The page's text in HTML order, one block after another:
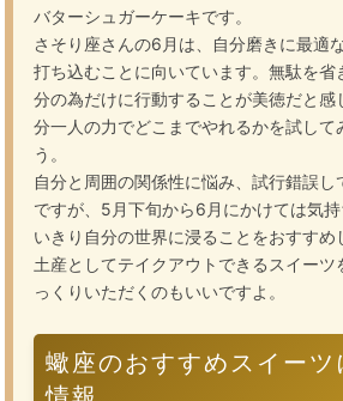
バターシュガーケーキです。
さそり座さんの6月は、自分磨きに最適
打ち込むことに向いています。無駄を省
分の為だけに行動することが美徳だと感
分一人の力でどこまでやれるかを試して
う。
自分と周囲の関係性に悩み、試行錯誤し
ですが、5月下旬から6月にかけては気
いきり自分の世界に浸ることをおすすめ
土産としてテイクアウトできるスイーツ
っくりいただくのもいいですよ。
蠍座のおすすめスイーツ